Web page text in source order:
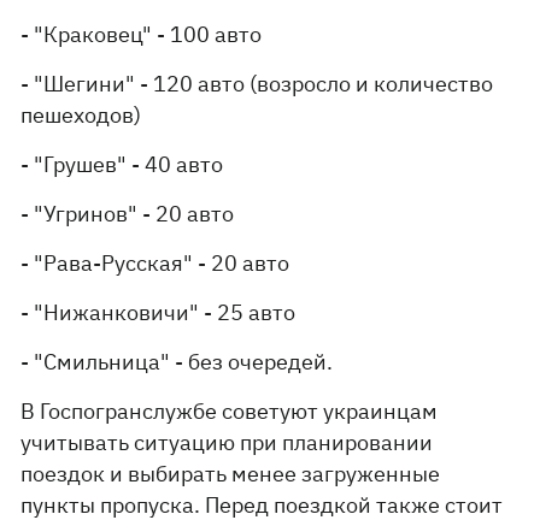
- "Краковец" - 100 авто
- "Шегини" - 120 авто (возросло и количество
пешеходов)
- "Грушев" - 40 авто
- "Угринов" - 20 авто
- "Рава-Русская" - 20 авто
- "Нижанковичи" - 25 авто
- "Смильница" - без очередей.
В Госпогранслужбе советуют украинцам
учитывать ситуацию при планировании
поездок и выбирать менее загруженные
пункты пропуска. Перед поездкой также стоит